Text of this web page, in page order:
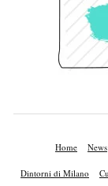
Home News
Dintorni di Milano